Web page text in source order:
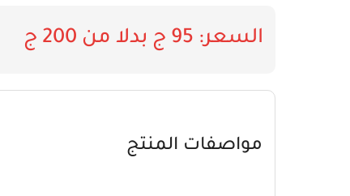
السعر: 95 ج بدلا من 200 ج
مواصفات المنتج